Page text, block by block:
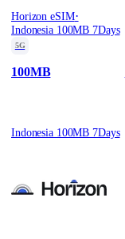
Horizon eSIM·
Indonesia 100MB 7Days
5G
100MB
Indonesia 100MB 7Days